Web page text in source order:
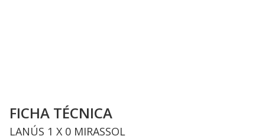
FICHA TÉCNICA
LANÚS 1 X 0 MIRASSOL